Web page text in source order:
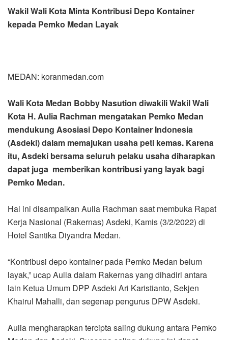
Wakil Wali Kota Minta Kontribusi Depo Kontainer
kepada Pemko Medan Layak
MEDAN: koranmedan.com
Wali Kota Medan Bobby Nasution diwakili Wakil Wali
Kota H. Aulia Rachman mengatakan Pemko Medan
mendukung Asosiasi Depo Kontainer Indonesia
(Asdeki) dalam memajukan usaha peti kemas. Karena
itu, Asdeki bersama seluruh pelaku usaha diharapkan
dapat juga memberikan kontribusi yang layak bagi
Pemko Medan.
Hal ini disampaikan Aulia Rachman saat membuka Rapat
Kerja Nasional (Rakernas) Asdeki, Kamis (3/2/2022) di
Hotel Santika Diyandra Medan.
“Kontribusi depo kontainer pada Pemko Medan belum
layak,” ucap Aulia dalam Rakernas yang dihadiri antara
lain Ketua Umum DPP Asdeki Ari Karistianto, Sekjen
Khairul Mahalli, dan segenap pengurus DPW Asdeki.
Aulia mengharapkan tercipta saling dukung antara Pemko